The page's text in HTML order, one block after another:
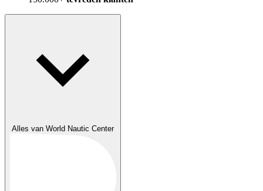
Alles van World Nautic Center